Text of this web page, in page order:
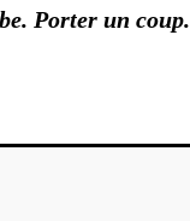
Porter un coup.